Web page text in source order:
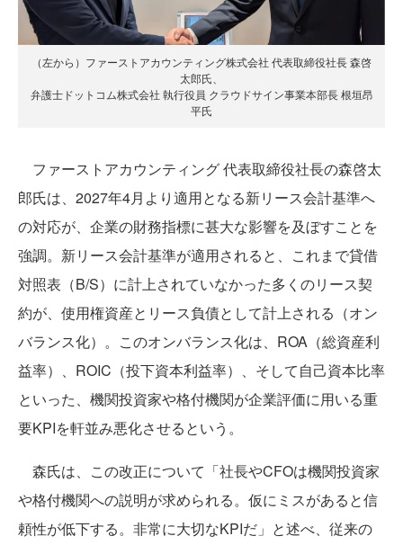
（左から）ファーストアカウンティング株式会社 代表取締役社長 森啓
太郎氏、
弁護士ドットコム株式会社 執行役員 クラウドサイン事業本部長 根垣昂
平氏
ファーストアカウンティング 代表取締役社長の森啓太
郎氏は、2027年4月より適用となる新リース会計基準へ
の対応が、企業の財務指標に甚大な影響を及ぼすことを
強調。新リース会計基準が適用されると、これまで貸借
対照表（B/S）に計上されていなかった多くのリース契
約が、使用権資産とリース負債として計上される（オン
バランス化）。このオンバランス化は、ROA（総資産利
益率）、ROIC（投下資本利益率）、そして自己資本比率
といった、機関投資家や格付機関が企業評価に用いる重
要KPIを軒並み悪化させるという。
森氏は、この改正について「社長やCFOは機関投資家
や格付機関への説明が求められる。仮にミスがあると信
頼性が低下する。非常に大切なKPIだ」と述べ、従来の